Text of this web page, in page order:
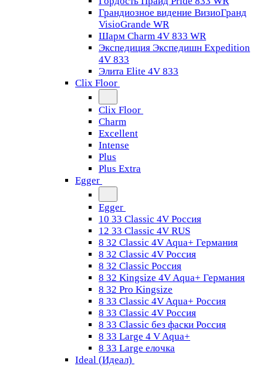
Грандиозное видение ВизиоГранд
VisioGrande WR
Шарм Charm 4V 833 WR
Экспедиция Экспедишн Expedition
4V 833
Элита Elite 4V 833
Clix Floor
Clix Floor
Charm
Excellent
Intense
Plus
Plus Extra
Egger
Egger
10 33 Classic 4V Россия
12 33 Classic 4V RUS
8 32 Classic 4V Aqua+ Германия
8 32 Classic 4V Россия
8 32 Classic Россия
8 32 Kingsize 4V Aqua+ Германия
8 32 Pro Kingsize
8 33 Classic 4V Aqua+ Россия
8 33 Classic 4V Россия
8 33 Classic без фаски Россия
8 33 Large 4 V Aqua+
8 33 Large елочка
Ideal (Идеал)